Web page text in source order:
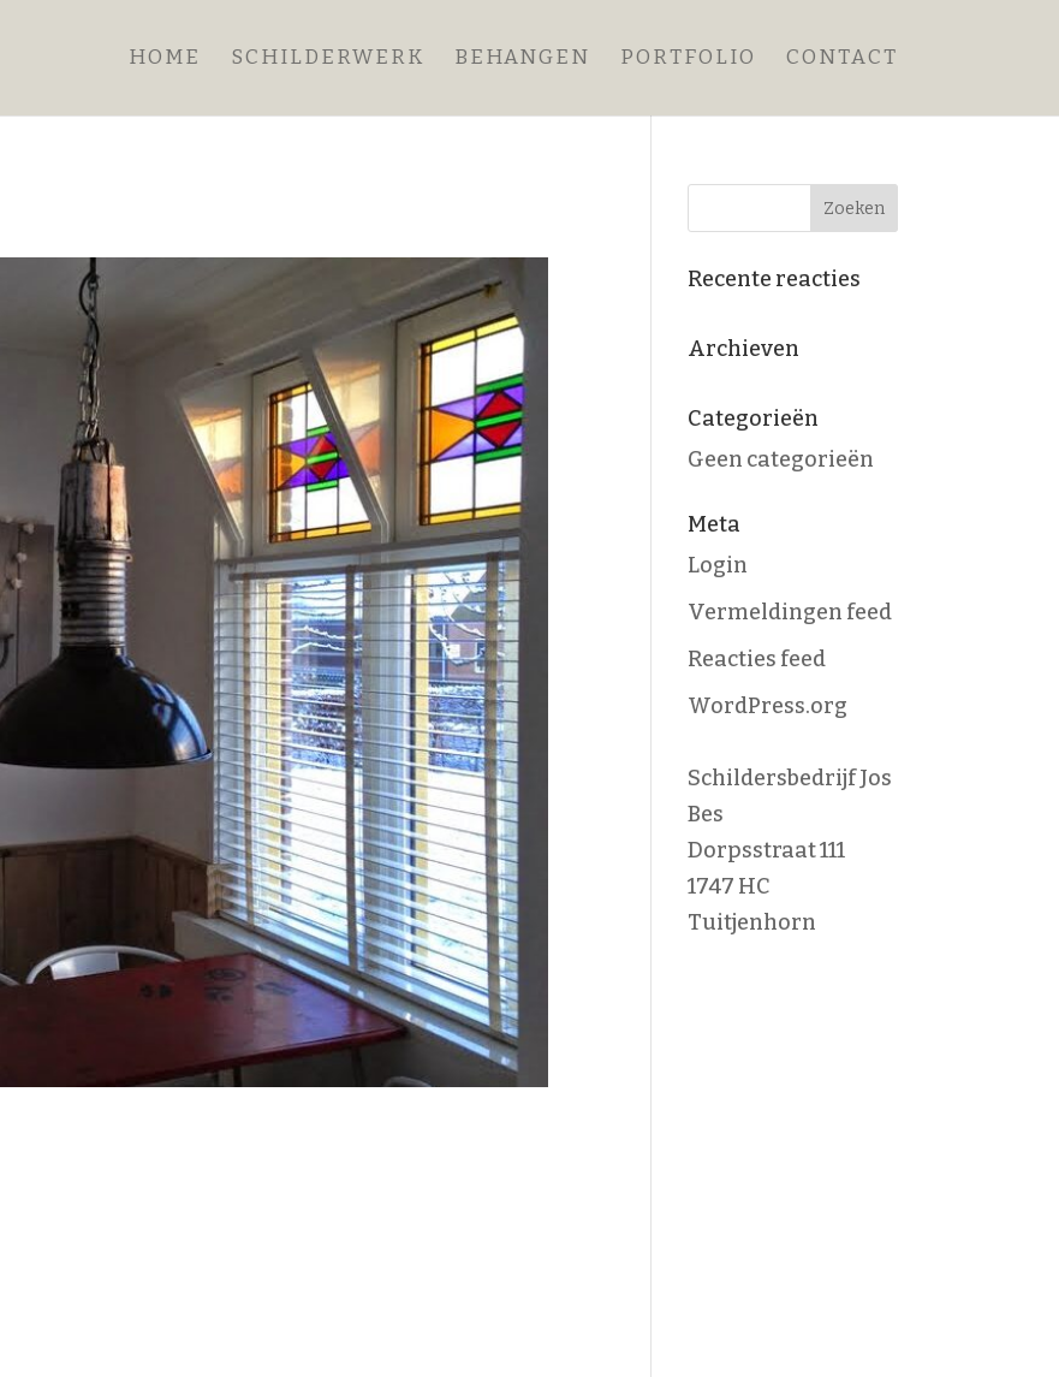
HOME SCHILDERWERK BEHANGEN PORTFOLIO CONTACT
Recente reacties
Archieven
Categorieën
Geen categorieën
Meta
Login
Vermeldingen feed
Reacties feed
WordPress.org
Schildersbedrijf Jos
Bes
Dorpsstraat 111
1747 HC
Tuitjenhorn